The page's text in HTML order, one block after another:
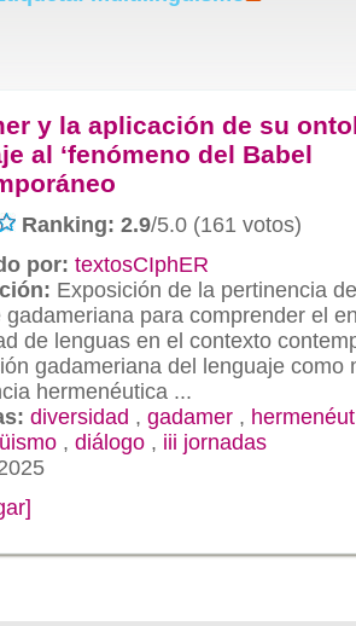
y la aplicación de su
al ‘fenómeno del Babel
Ranking: 2.9/5.0 (161 votos)
por: textosCIphER
Exposición de la pertinencia
gadameriana para comprender el
de lenguas en el contexto
gadameriana del lenguaje como
hermenéutica ...
diversidad , gadamer ,
, diálogo , iii jornadas